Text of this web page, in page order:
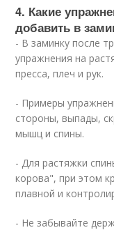
4. Какие
добавить в
- В заминку после
упражнения на
пресса, плеч и рук.
- Примеры
стороны, выпады,
мышц и спины.
- Для растяжки
корова", при этом
плавной и
- Не забывайте